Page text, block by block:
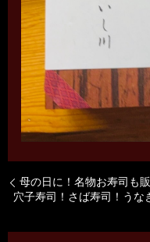
母の日に！名物お寿司も
穴子寿司！さば寿司！うな